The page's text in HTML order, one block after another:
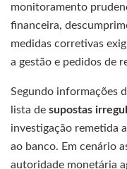
monitoramento
financeira,
medidas corretivas
a gestão e pedidos de
Segundo informações
lista de supostas
investigação remetida
ao banco. Em cenário
autoridade monetária